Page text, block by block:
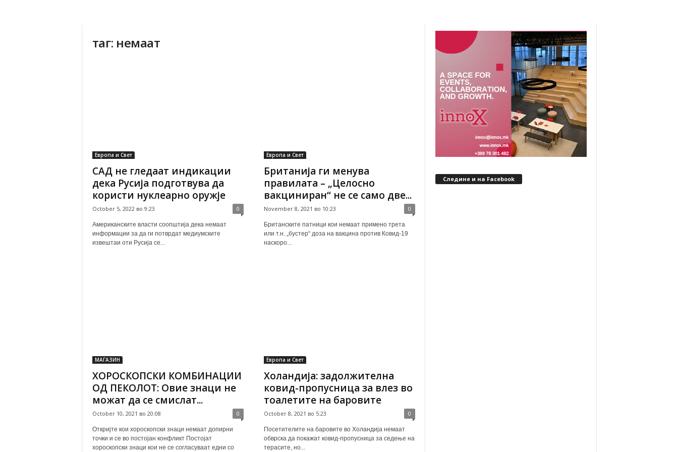
таг: немаат
Европа и Свет
САД не гледаат индикации
дека Русија подготвува да
користи нуклеарно оружје
October 5, 2022 во 9:23 0
Американските власти соопштија дека немаат
информации за да ги потврдат медиумските
извештаи оти Русија се...
Европа и Свет
Британија ги менува
правилата – „Целосно
вакциниран“ не се само две...
November 8, 2021 во 10:23 0
Британските патници кои немаат примено трета
или т.н. „бустер“ доза на вакцина против Ковид-19
наскоро...
МАГАЗИН
ХОРОСКОПСКИ КОМБИНАЦИИ
ОД ПЕКОЛОТ: Овие знаци не
можат да се смислат...
October 10, 2021 во 20:08 0
Откријте кои хороскопски знаци немаат допирни
точки и се во постојан конфликт Постојат
хороскопски знаци кои не се согласуваат едни со
Европа и Свет
Холандија: задолжителна
ковид-пропусница за влез во
тоалетите на баровите
October 8, 2021 во 5:23 0
Посетителите на баровите во Холандија немаат
обврска да покажат ковид-пропусница за седење на
терасите, но...
Следине и на Facebook